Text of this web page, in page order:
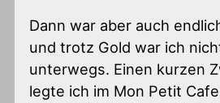
Dann war aber auch
und trotz Gold war ich
unterwegs. Einen kurzen
legte ich im Mon Petit